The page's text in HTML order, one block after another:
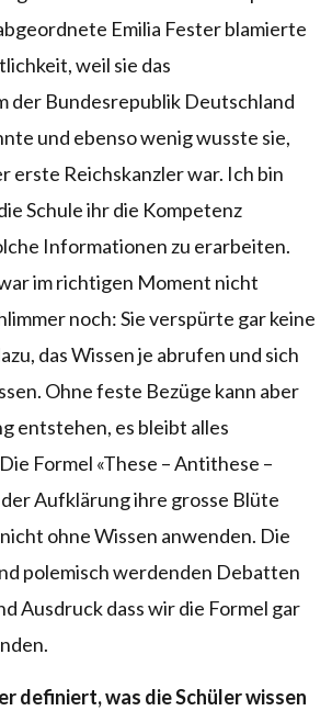
Emilia Fester blamierte
weil sie das
der Bundesrepublik Deutschland
und ebenso wenig wusste sie,
erste Reichskanzler war. Ich bin
Schule ihr die Kompetenz
Informationen zu erarbeiten.
im richtigen Moment nicht
noch: Sie verspürte gar keine
das Wissen je abrufen und sich
Ohne feste Bezüge kann aber
entstehen, es bleibt alles
Formel «These – Antithese –
der Aufklärung ihre grosse Blüte
ohne Wissen anwenden. Die
polemisch werdenden Debatten
Ausdruck dass wir die Formel gar
definiert, was die Schüler wissen